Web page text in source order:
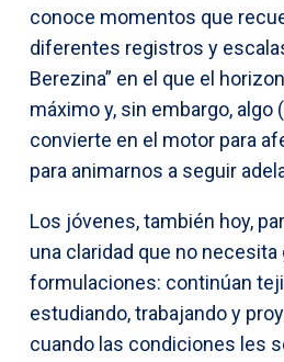
conoce momentos que
diferentes registros y
Berezina” en el que el
máximo y, sin embargo, algo
convierte en el motor para
para animarnos a seguir
Los jóvenes, también hoy,
una claridad que no necesita
formulaciones: continúan
estudiando, trabajando y
cuando las condiciones les